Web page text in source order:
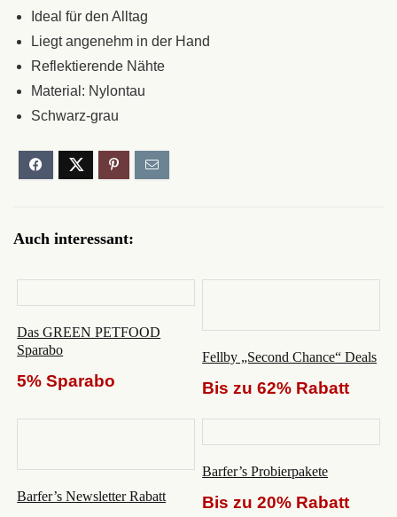
Ideal für den Alltag
Liegt angenehm in der Hand
Reflektierende Nähte
Material: Nylontau
Schwarz-grau
Auch interessant:
Das GREEN PETFOOD
Sparabo
5% Sparabo
Fellby „Second Chance“ Deals
Bis zu 62% Rabatt
Barfer’s Newsletter Rabatt
Barfer’s Probierpakete
Bis zu 20% Rabatt